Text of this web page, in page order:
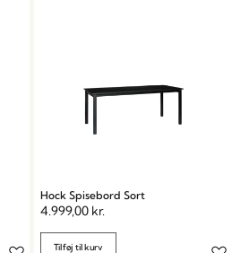
Hock Spisebord Sort
4.999,00 kr.
Tilføj til kurv